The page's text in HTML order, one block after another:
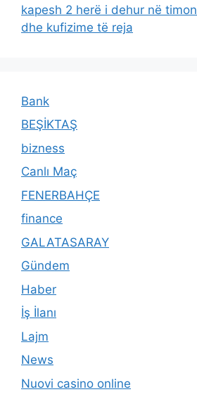
kapesh 2 herë i dehur në
dhe kufizime të reja
Bank
BEŞİKTAŞ
bizness
Canlı Maç
FENERBAHÇE
finance
GALATASARAY
Gündem
Haber
İş İlanı
Lajm
News
Nuovi casino online